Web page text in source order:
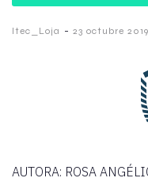
Itec_Loja - 23 octubre 2019
AUTORA: ROSA